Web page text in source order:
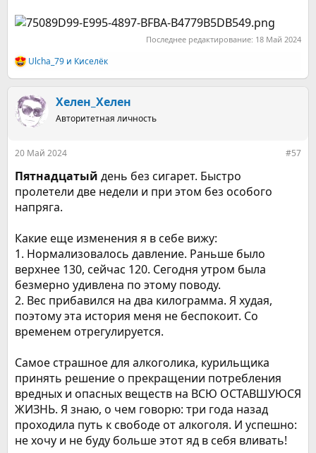
Последнее редактирование: 18 Май 2024
Р
е
к
ц
и
Ulcha_79 и Киселёк
Хелен_Хелен
Авторитетная личность
20 Май 2024 #57
Пятнадцатый день без сигарет. Быстро
пролетели две недели и при этом без особого
напряга.
Какие еще изменения я в себе вижу:
1. Нормализовалось давление. Раньше было
верхнее 130, сейчас 120. Сегодня утром была
безмерно удивлена по этому поводу.
2. Вес прибавился на два килограмма. Я худая,
поэтому эта история меня не беспокоит. Со
временем отрегулируется.
Самое страшное для алкоголика, курильщика
принять решение о прекращении потребления
вредных и опасных веществ на ВСЮ ОСТАВШУЮСЯ
ЖИЗНЬ. Я знаю, о чем говорю: три года назад
проходила путь к свободе от алкоголя. И успешно:
не хочу и не буду больше этот яд в себя вливать!